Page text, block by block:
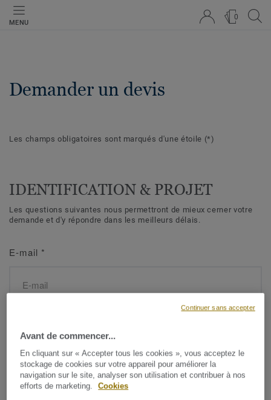
MENU
0
Demander un devis
Les champs obligatoires sont marqués d'une étoile (*)
IDENTIFICATION & PROJET
Les questions suivantes nous permettront de mieux cerner votre
demande et d'y répondre dans les meilleurs délais.
E-mail *
Prénom *
Avant de commencer...
En cliquant sur « Accepter tous les cookies », vous acceptez le
stockage de cookies sur votre appareil pour améliorer la
navigation sur le site, analyser son utilisation et contribuer à nos
efforts de marketing.
Cookies
Continuer sans accepter